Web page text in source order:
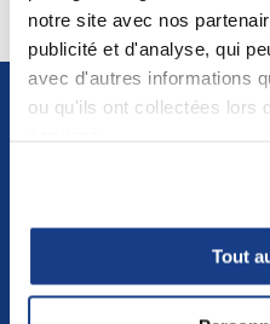
notre site avec nos
publicité et d'analyse, qui
avec d'autres informations
ou qu'ils ont collectées lors
Tout
Projets similaires